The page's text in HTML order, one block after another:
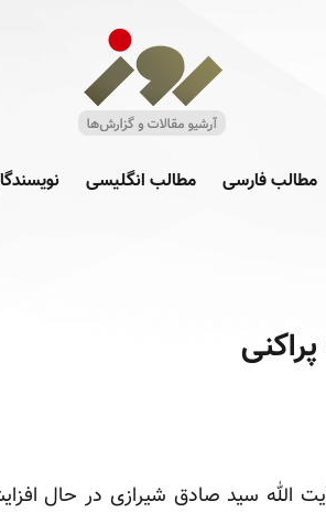
مطالب فارسی مطالب انگلیسی
الله سید صادق شیرازی در حال